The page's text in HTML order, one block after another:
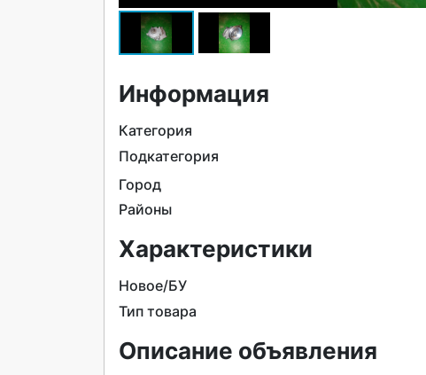
Информация
Категория
Подкатегория
Город
Районы
Характеристики
Новое/БУ
Тип товара
Описание объявления